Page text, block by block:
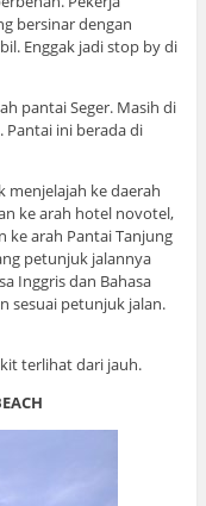
bersinar dengan
Enggak jadi stop by di
pantai Seger. Masih di
ini berada di
menjelajah ke daerah
ke arah hotel novotel,
arah Pantai Tanjung
petunjuk jalannya
Inggris dan Bahasa
sesuai petunjuk jalan.
terlihat dari jauh.